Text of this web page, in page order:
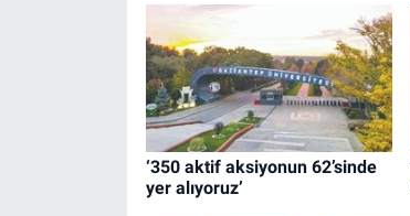
‘350 aktif aksiyonun 62’sinde
yer alıyoruz’